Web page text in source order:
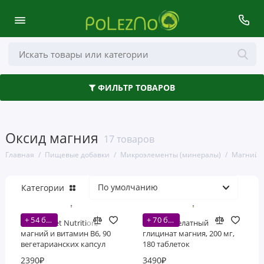
ФИЛЬТР ТОВАРОВ
Оксид магния 17 товаров
Главная Пищевые добавки Микроэлементы (минералы) Магний
Аминокислоты
Волосы, кожа и ногти
Деятельность мозга
Женское здоровье
Категории
+ 54 бонусов
Bluebonnet Nutrition,
магний и витамин B6, 90
вегетарианских капсул
2390₽
+ 70 бонусов
Carlson, Хелатный
глицинат магния, 200 мг,
180 таблеток
3490₽